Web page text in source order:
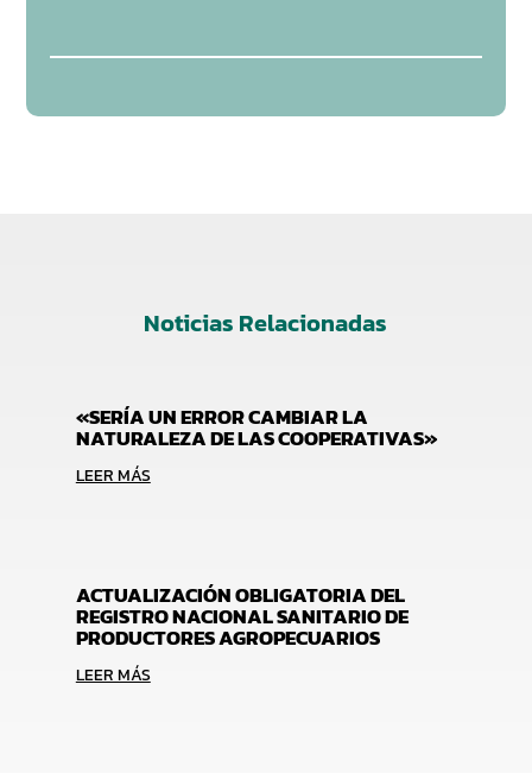
Noticias Relacionadas
«SERÍA UN ERROR CAMBIAR LA
NATURALEZA DE LAS COOPERATIVAS»
LEER MÁS
ACTUALIZACIÓN OBLIGATORIA DEL
REGISTRO NACIONAL SANITARIO DE
PRODUCTORES AGROPECUARIOS
LEER MÁS